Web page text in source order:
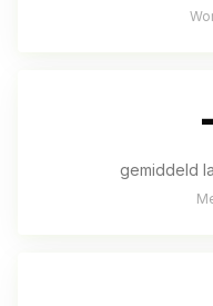
gemiddeld